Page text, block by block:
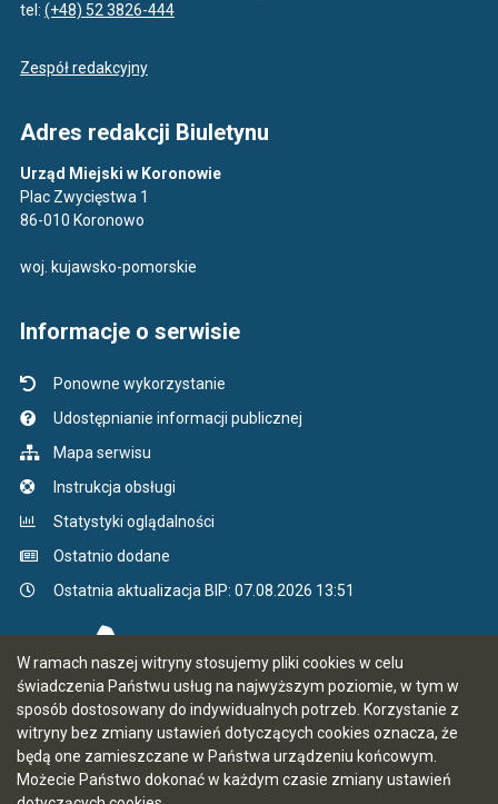
W ramach naszej witryny stosujemy pliki cookies w celu
świadczenia Państwu usług na najwyższym poziomie, w tym w
sposób dostosowany do indywidualnych potrzeb. Korzystanie z
witryny bez zmiany ustawień dotyczących cookies oznacza, że
będą one zamieszczane w Państwa urządzeniu końcowym.
Możecie Państwo dokonać w każdym czasie zmiany ustawień
tel: (+48) 52 3826-444
Zespół redakcyjny
Adres redakcji Biuletynu
Urząd Miejski w Koronowie
Plac Zwycięstwa 1
86-010 Koronowo
woj. kujawsko-pomorskie
Informacje o serwisie
Ponowne wykorzystanie
Udostępnianie informacji publicznej
Mapa serwisu
Instrukcja obsługi
Statystyki oglądalności
Ostatnio dodane
Ostatnia aktualizacja BIP: 07.08.2026 13:51